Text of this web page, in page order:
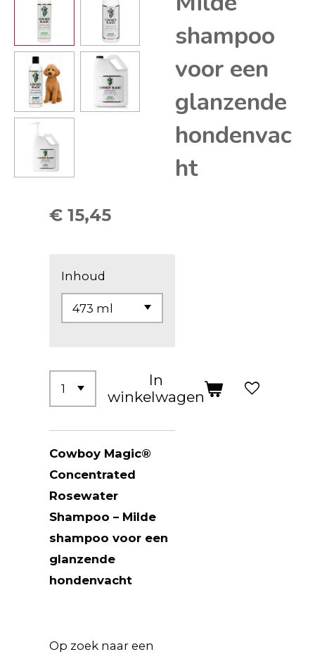
shampoo
voor een
glanzende
hondenvac
ht
€ 15,45
Inhoud
In
winkelwagen
Cowboy Magic®
Concentrated
Rosewater
Shampoo – Milde
shampoo voor een
glanzende
hondenvacht
Op zoek naar een